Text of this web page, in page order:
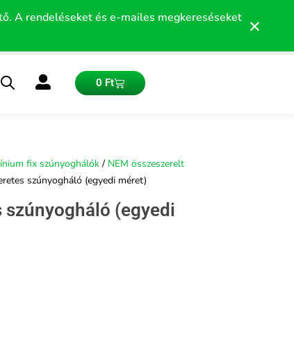
A rendeléseket és e-mailes megkereséseket ×
0 FtKosár
fix szúnyoghálók / NEM összeszerelt
szúnyogháló (egyedi méret)
(egyedi